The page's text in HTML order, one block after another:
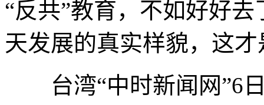
“反共”教育，不如好好
天发展的真实样貌，这
台湾“中时新闻网”6日